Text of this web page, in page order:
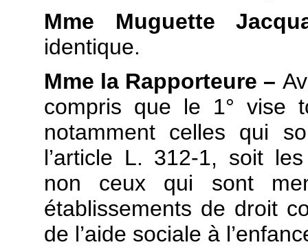
Mme Muguette
identique.
Mme la Rapporteure –
compris que le 1° vise
notamment celles qui
l’article L. 312-1, soit
non ceux qui sont
établissements de droit
de l’aide sociale à